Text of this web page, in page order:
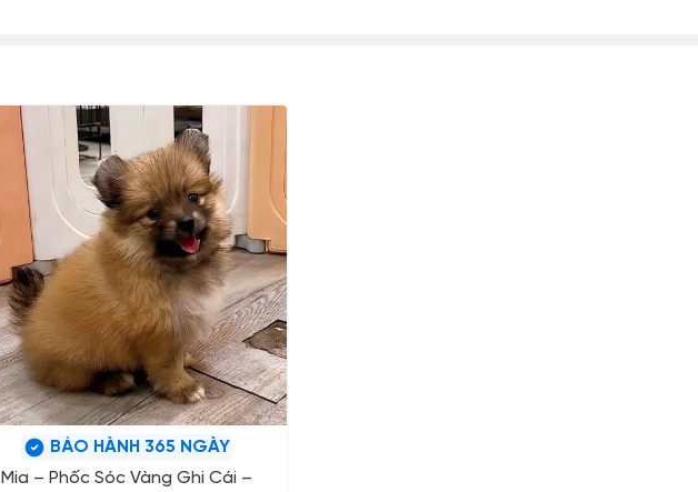
BẢO HÀNH 365 NGÀY
Mia – Phốc Sóc Vàng Ghi Cái –